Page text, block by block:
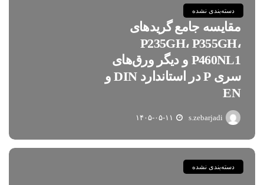
دسته‌بندی نشده
مقایسه جامع گریدهای
P235GH، P355GH،
P460NL1 و دیگر ورق‌های
سری P در استاندارد DIN و
EN
s.zebarjadi ۱۴۰۵-۰۵-۱۱
دسته‌بندی نشده